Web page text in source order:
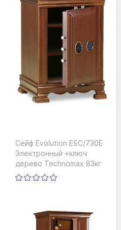
Сейф Evolution ESC/730E
Электронный +ключ
дерево Technomax 83кг